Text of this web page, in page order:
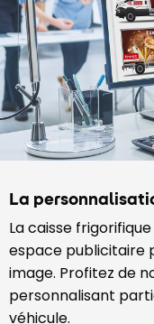
La
La caisse
espace publicitaire
image. Profitez de
personnalisant
véhicule.